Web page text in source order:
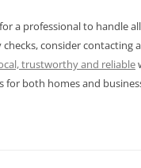
a professional to handle
consider contacting
trustworthy and reliable
for both homes and